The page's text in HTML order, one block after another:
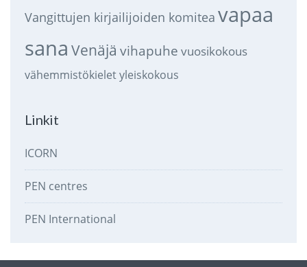
Vangittujen kirjailijoiden komitea vapaa
sana Venäjä vihapuhe vuosikokous
vähemmistökieletyleiskokous
Linkit
ICORN
PEN centres
PEN International